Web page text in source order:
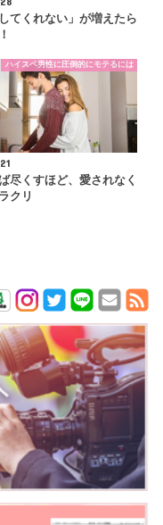
してくれない」が増えたら
ハイスペ男性に圧倒的にモテるには
尽くすほど、愛されなく
クリ